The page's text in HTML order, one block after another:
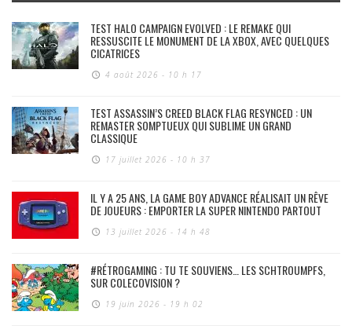
TEST HALO CAMPAIGN EVOLVED : LE REMAKE QUI
RESSUSCITE LE MONUMENT DE LA XBOX, AVEC QUELQUES
CICATRICES
4 août 2026 - 10 h 17
TEST ASSASSIN’S CREED BLACK FLAG RESYNCED : UN
REMASTER SOMPTUEUX QUI SUBLIME UN GRAND
CLASSIQUE
17 juillet 2026 - 10 h 37
IL Y A 25 ANS, LA GAME BOY ADVANCE RÉALISAIT UN RÊVE
DE JOUEURS : EMPORTER LA SUPER NINTENDO PARTOUT
13 juillet 2026 - 14 h 48
#RÉTROGAMING : TU TE SOUVIENS… LES SCHTROUMPFS,
SUR COLECOVISION ?
19 juin 2026 - 19 h 02